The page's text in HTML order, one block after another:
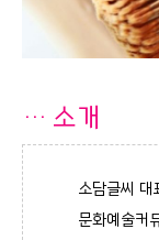
… 소개
소담글씨
문화예술커